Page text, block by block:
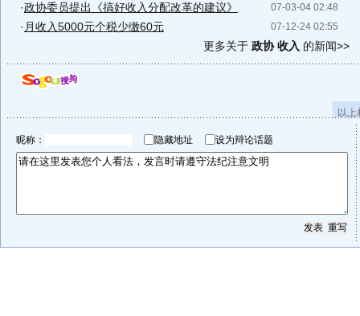
07-03-04 02:48
·政协委员提出《搞好收入分配改革的建议》
07-12-24 02:55
· 月收入5000元个税少缴60元
更多关于 政协 收入 的新闻>>
以
昵称： 隐藏地址 设为辩论话题